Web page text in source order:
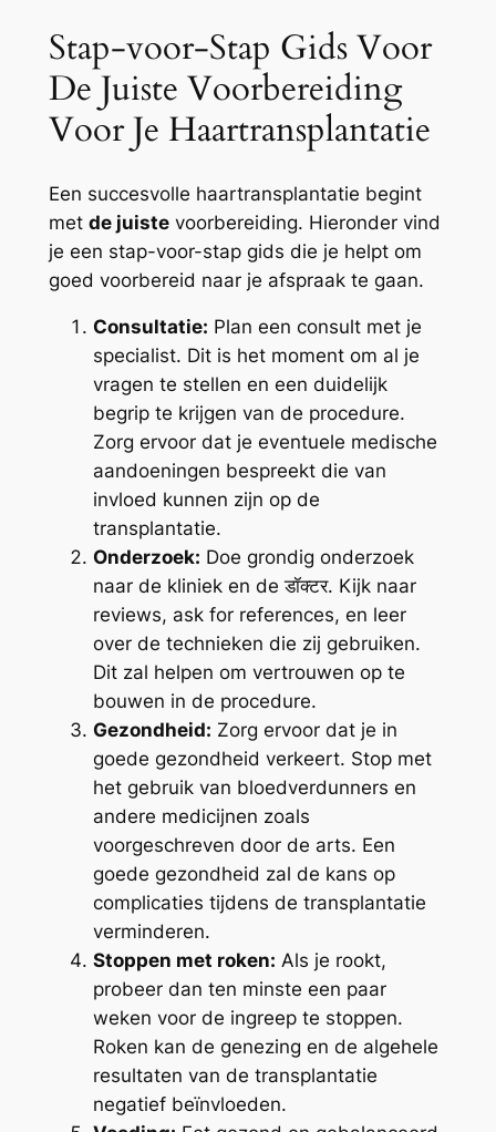
Stap-voor-Stap Gids Voor
De Juiste Voorbereiding
Voor Je Haartransplantatie
Een succesvolle haartransplantatie begint
met de juistevoorbereiding. Hieronder vind
je een stap-voor-stap gids die je helpt om
goed voorbereid naar je afspraak te gaan.
Consultatie: Plan een consult met je
specialist. Dit is het moment om al je
vragen te stellen en een duidelijk
begrip te krijgen van de procedure.
Zorg ervoor dat je eventuele medische
aandoeningen bespreekt die van
invloed kunnen zijn op de
transplantatie.
Onderzoek: Doe grondig onderzoek
naar de kliniek en de डॉक्टर. Kijk naar
reviews, ask for references, en leer
over de technieken die zij gebruiken.
Dit zal helpen om vertrouwen op te
bouwen in de procedure.
Gezondheid: Zorg ervoor dat je in
goede gezondheid verkeert. Stop met
het gebruik van bloedverdunners en
andere medicijnen zoals
voorgeschreven door de arts. Een
goede gezondheid zal de kans op
complicaties tijdens de transplantatie
verminderen.
Stoppen met roken: Als je rookt,
probeer dan ten minste een paar
weken voor de ingreep te stoppen.
Roken kan de genezing en de algehele
resultaten van de transplantatie
negatief beïnvloeden.